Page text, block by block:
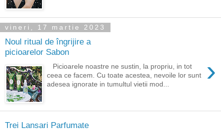
vineri, 17 martie 2023
Noul ritual de îngrijire a
picioarelor Sabon
›
Picioarele noastre ne sustin, la propriu, in tot
ceea ce facem. Cu toate acestea, nevoile lor sunt
adesea ignorate in tumultul vietii mod...
Trei Lansari Parfumate